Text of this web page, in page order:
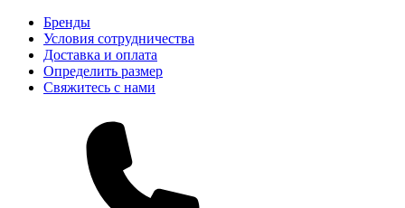
Бренды
Условия сотрудничества
Доставка и оплата
Определить размер
Свяжитесь с нами